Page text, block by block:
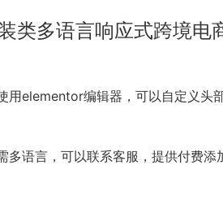
类多语言响应式跨境电
elementor编辑器，可以自定义头
语言，可以联系客服，提供付费添